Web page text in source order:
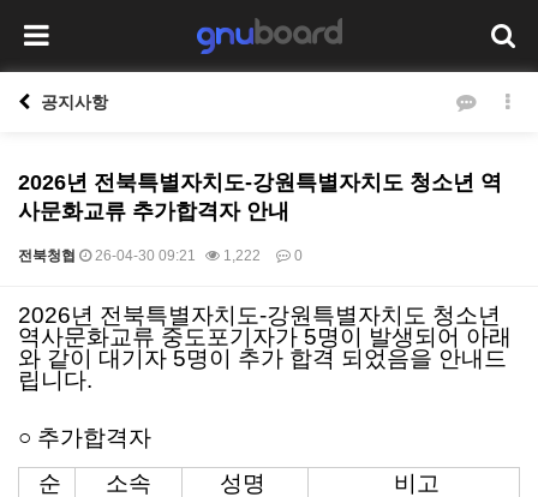
공지사항
2026년 전북특별자치도-강원특별자치도 청소년 역
사문화교류 추가합격자 안내
전북청협 26-04-30 09:21 1,222 0
본문
2026년 전북특별자치도-강원특별자치도 청소년
역사문화교류 중도포기자가 5명이 발생되어 아래
와 같이 대기자 5명이 추가 합격 되었음을 안내드
립니다.
○ 추가합격자
순
소속 성명
비고